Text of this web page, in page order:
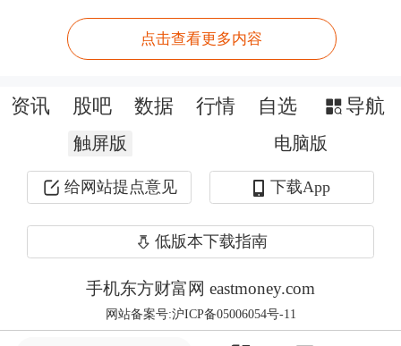
新能源后市场开启“卡位赛
“从宏观角度来看，我们坚定地认为新
能源汽车的发展趋势是不可逆转的。市
场数据也印证了这一点，近几个月来新
能源汽车在新车销售中的占比已持续超
过50%。然而，在汽车后市场业务中，
新能源车辆的占比仍然较低，这主要是
整体车龄较短所致。”孚创总
点击查看更多内容
资讯 股吧 数据 行情 自选 导航
触屏版 电脑版
给网站提点意见 下载App
低版本下载指南
手机东方财富网 eastmoney.com
网站备案号:沪ICP备05006054号-11